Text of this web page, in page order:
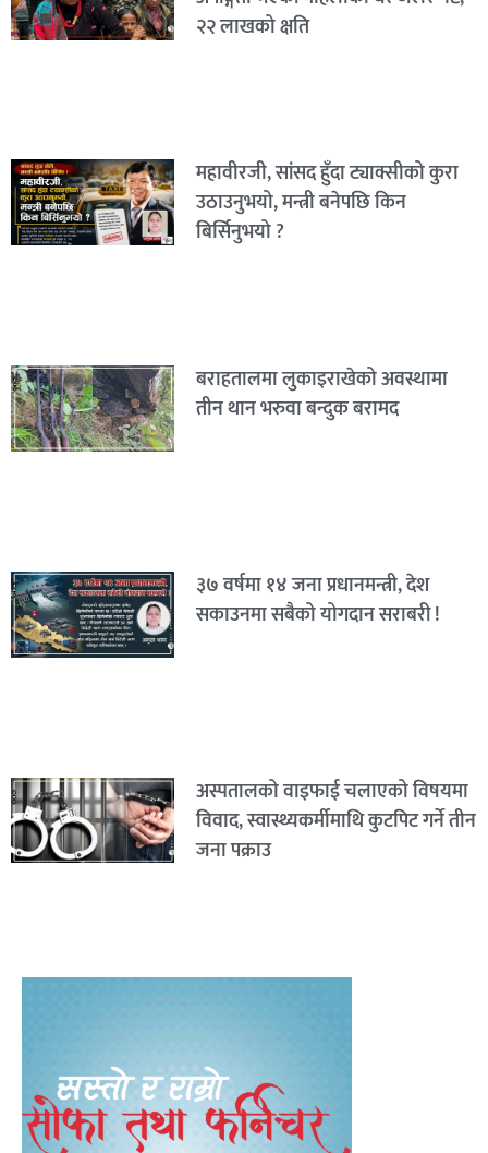
२२ लाखको क्षति
महावीरजी, सांसद हुँदा ट्याक्सीको कुरा
उठाउनुभयो, मन्त्री बनेपछि किन
बिर्सिनुभयो ?
बराहतालमा लुकाइराखेको अवस्थामा
तीन थान भरुवा बन्दुक बरामद
३७ वर्षमा १४ जना प्रधानमन्त्री, देश
सकाउनमा सबैको योगदान सराबरी !
अस्पतालको वाइफाई चलाएको विषयमा
विवाद, स्वास्थ्यकर्मीमाथि कुटपिट गर्ने तीन
जना पक्राउ